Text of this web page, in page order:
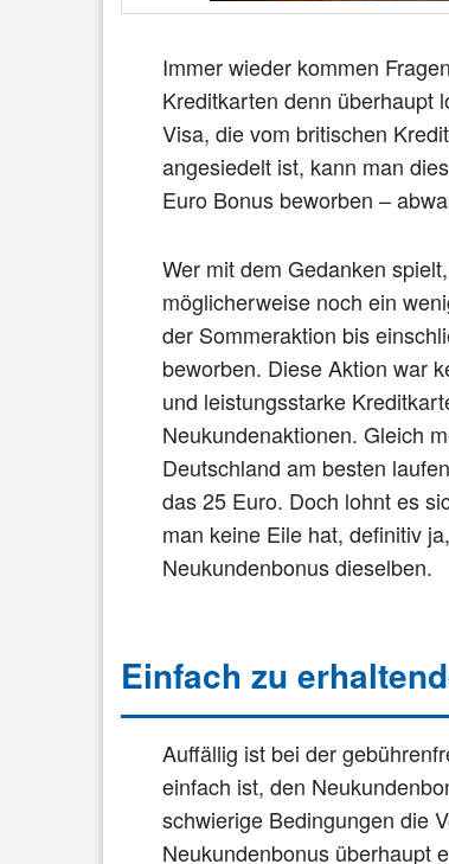
Immer wieder kommen
Kreditkarten denn überhaupt
Visa, die vom britischen
angesiedelt ist, kann man
Euro Bonus beworben –
Wer mit dem Gedanken
möglicherweise noch ein
der Sommeraktion bis
beworben. Diese Aktion war
und leistungsstarke
Neukundenaktionen. Gleich
Deutschland am besten
das 25 Euro. Doch lohnt es
man keine Eile hat, definitiv
Neukundenbonus dieselben.
Einfach zu
Auffällig ist bei der
einfach ist, den
schwierige Bedingungen die
Neukundenbonus überhaupt